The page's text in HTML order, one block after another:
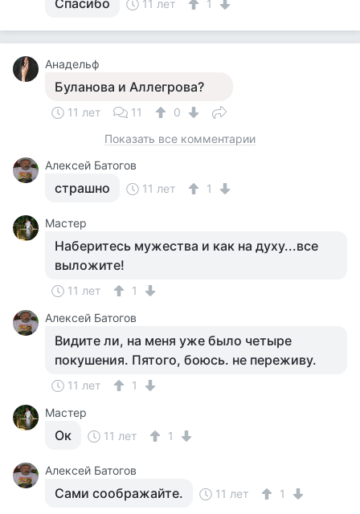
Спасибо 11 лет 1
Анадельф
Буланова и Аллегрова?
11 лет 11
0
Показать все комментарии
Алексей Батогов
страшно 11 лет 1
Мастер
Наберитесь мужества и как на духу...все
выложите!
11 лет
1
Алексей Батогов
Видите ли, на меня уже было четыре
покушения. Пятого, боюсь. не переживу.
11 лет
1
Мастер
Ок 11 лет 1
Алексей Батогов
Сами соображайте. 11 лет 1